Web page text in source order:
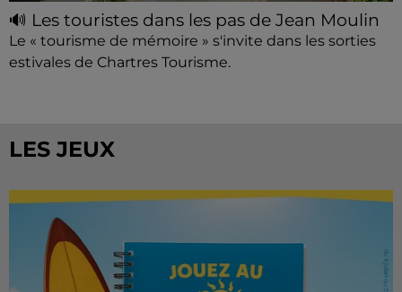
🔊 Les touristes dans les pas de Jean Moulin
Le « tourisme de mémoire » s'invite dans les sorties
estivales de Chartres Tourisme.
LES JEUX